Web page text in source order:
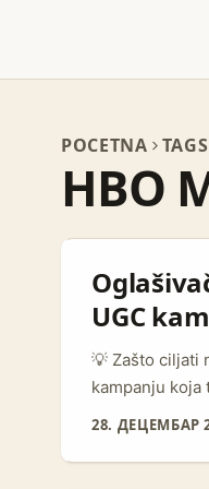
POCETNA TAGS
HBO
UGC
💡 Zašto ciljati
kampanju koja
traženje pravih
relevantnosti,
topli. HBO
28. ДЕЦЕМБАР